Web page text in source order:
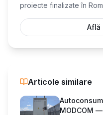
proiecte finalizate în
Află
Articole similare
MODCOM